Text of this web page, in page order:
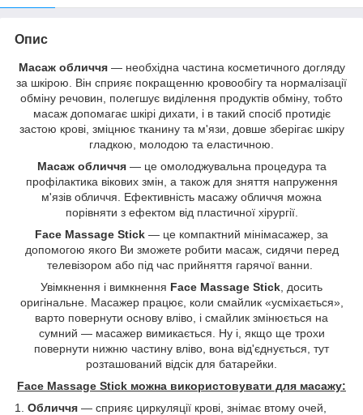
Опис
Масаж обличчя— необхідна частина косметичного догляду
за шкірою. Він сприяє покращенню кровообігу та нормалізації
обміну речовин, полегшує виділення продуктів обміну, тобто
масаж допомагає шкірі дихати, і в такий спосіб протидіє
застою крові, зміцнює тканину та м'язи, довше зберігає шкіру
гладкою, молодою та еластичною.
Масаж обличчя— це омолоджувальна процедура та
профілактика вікових змін, а також для зняття напруження
м'язів обличчя. Ефективність масажу обличчя можна
порівняти з ефектом від пластичної хірургії.
Face Massage Stick — це компактний мінімасажер, за
допомогою якого Ви зможете робити масаж, сидячи перед
телевізором або під час прийняття гарячої ванни.
Увімкнення і вимкнення Face Massage Stick , досить
оригінальне. Масажер працює, коли смайлик «усміхається»,
варто повернути основу вліво, і смайлик змінюється на
сумний — масажер вимикається. Ну і, якщо ще трохи
повернути нижню частину вліво, вона від'єднується, тут
розташований відсік для батарейки.
Face Massage Stick можна використовувати для масажу:
1. Обличчя — сприяє циркуляції крові, знімає втому очей,